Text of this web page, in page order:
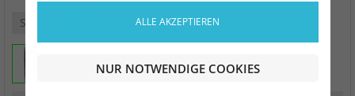
ALLE AKZEPTIEREN
NUR NOTWENDIGE COOKIES
S XXL 3XL 4XL